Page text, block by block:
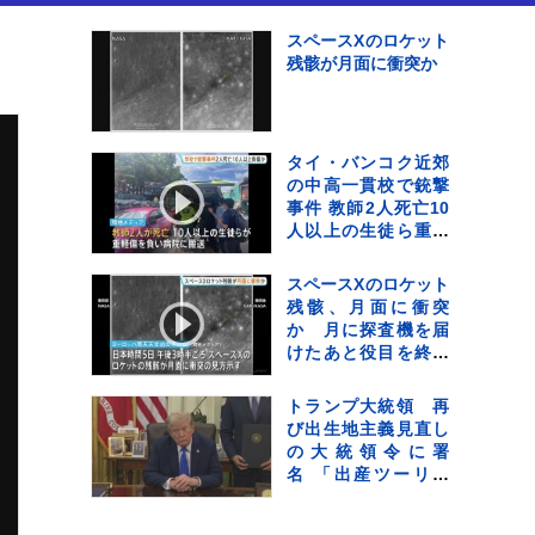
スペースXのロケット
残骸が月面に衝突か
タイ・バンコク近郊
の中高一貫校で銃撃
事件 教師2人死亡10
人以上の生徒ら重軽
生徒との情報、現場
で死亡と地元当局
スペースXのロケット
残骸、月面に衝突
か 月に探査機を届
けたあと役目を終え
宇宙空間に漂流して
いた
トランプ大統領 再
び出生地主義見直し
の大統領令に署
名 「出産ツーリズ